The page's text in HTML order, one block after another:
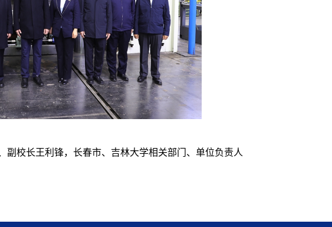
副校长王利锋，长春市、吉林大学相关部门、单位负责人